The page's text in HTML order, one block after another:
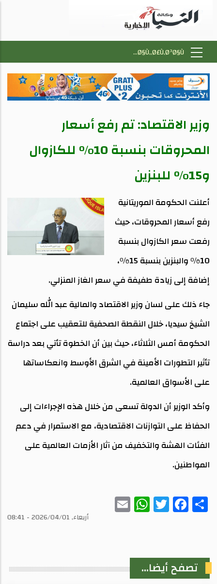
وزير الاقتصاد: تم رفع أسعار
المحروقات بنسبة 10% للكازوال
و15% للبنزين
أعلنت الحكومة الموريتانية
رفع أسعار المحروقات، حيث
رفعت سعر الكازوال بنسبة
10% والبنزين بنسبة 15%،
إضافة إلى زيادة طفيفة في سعر الغاز المنزلي.
جاء ذلك على لسان وزير الاقتصاد والمالية عبد الله سليمان
الشيخ سيديا، خلال النقطة الصحفية للتعقيب على اجتماع
الحكومة أمس الثلاثاء، حيث بين أن الخطوة تأتي بعد دراسة
تأثير التطورات الأمينة في الشرق الأوسط وانعكاساتها
على الأسواق العالمية.
وأكد الوزير أن الدولة تسعى من خلال هذه الإجراءات إلى
الحفاظ على التوازنات الاقتصادية، مع الاستمرار في دعم
الفئات الهشة والتخفيف من آثار الأزمات العالمية على
المواطنين.
Share
Facebook
Twitter
WhatsAppأربعاء, 2026/04/01 - 08:41
تصفح أيضا...